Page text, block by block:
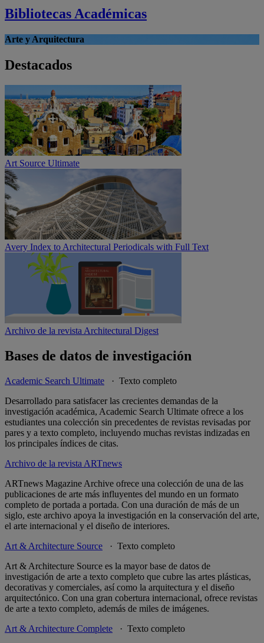
Bibliotecas Académicas
Arte y Arquitectura
Destacados
Art Source Ultimate
Avery Index to Architectural Periodicals with Full Text
Archivo de la revista Architectural Digest
Bases de datos de investigación
Academic Search Ultimate
· Texto completo
Desarrollado para satisfacer las crecientes demandas de la
investigación académica, Academic Search Ultimate ofrece a los
estudiantes una colección sin precedentes de revistas revisadas por
pares y a texto completo, incluyendo muchas revistas indizadas en
los principales índices de citas.
Archivo de la revista ARTnews
ARTnews Magazine Archive ofrece una colección de una de las
publicaciones de arte más influyentes del mundo en un formato
completo de portada a portada. Con una duración de más de un
siglo, este archivo apoya la investigación en la conservación del arte,
el arte internacional y el diseño de interiores.
Art & Architecture Source
· Texto completo
Art & Architecture Source es la mayor base de datos de
investigación de arte a texto completo que cubre las artes plásticas,
decorativas y comerciales, así como la arquitectura y el diseño
arquitectónico. Con una gran cobertura internacional, ofrece revistas
de arte a texto completo, además de miles de imágenes.
Art & Architecture Complete
· Texto completo